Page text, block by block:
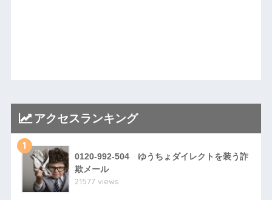
アクセスランキング
1
0120-992-504 ゆうちょダイレクトを装う詐
欺メール
21577 views